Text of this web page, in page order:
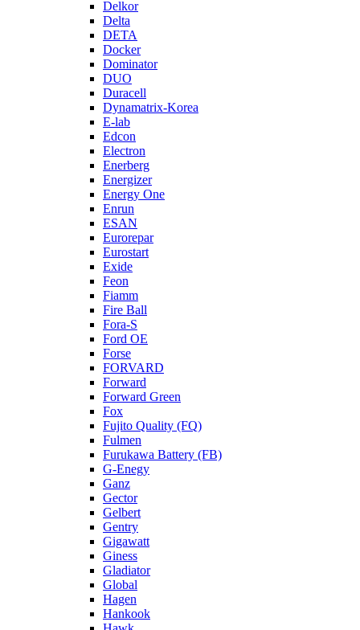
Delkor
Delta
DETA
Docker
Dominator
DUO
Duracell
Dynamatrix-Korea
E-lab
Edcon
Electron
Enerberg
Energizer
Energy One
Enrun
ESAN
Eurorepar
Eurostart
Exide
Feon
Fiamm
Fire Ball
Fora-S
Ford OE
Forse
FORVARD
Forward
Forward Green
Fox
Fujito Quality (FQ)
Fulmen
Furukawa Battery (FB)
G-Enegy
Ganz
Gector
Gelbert
Gentry
Gigawatt
Giness
Gladiator
Global
Hagen
Hankook